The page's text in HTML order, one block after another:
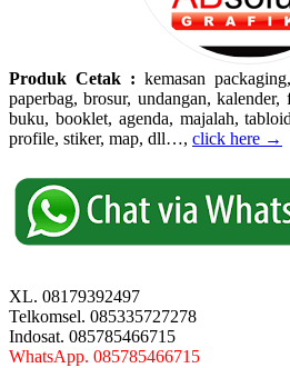
Produk Cetak : kemasan
paperbag, brosur, undangan,
buku, booklet, agenda, majalah,
profile, stiker, map, dll…, click here →
XL. 08179392497
Telkomsel. 085335727278
Indosat. 085785466715
WhatsApp. 085785466715